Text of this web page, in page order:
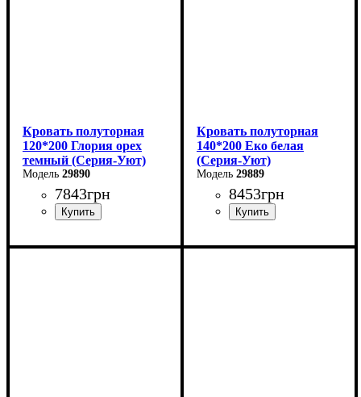
Кровать полуторная
120*200 Глория орех
темный (Серия-Уют)
29890
7843грн
Ширина: 120 см
Кровать полуторная
140*200 Еко белая
(Серия-Уют)
29889
8453грн
Ширина: 144 см